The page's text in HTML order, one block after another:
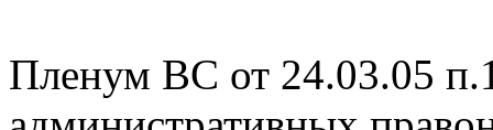
Пленум ВС от 24.03.05